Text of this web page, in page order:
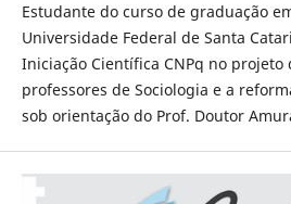
Estudante do curso de graduação
Universidade Federal de Santa
Iniciação Científica CNPq no projeto
professores de Sociologia e a
sob orientação do Prof. Doutor